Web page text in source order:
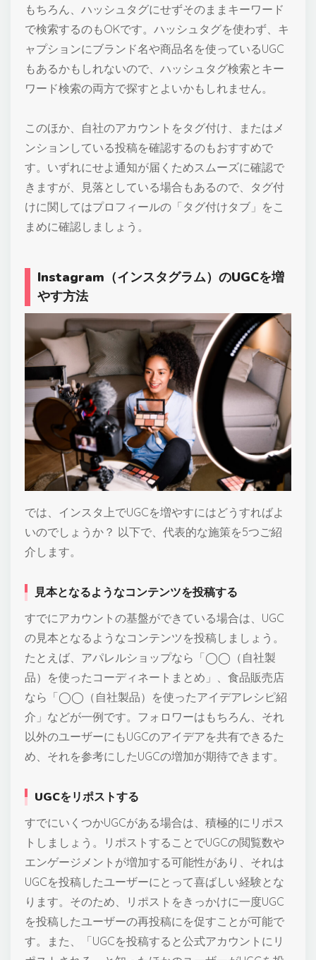
もちろん、ハッシュタグにせずそのままキーワード
で検索するのもOKです。ハッシュタグを使わず、キ
ャプションにブランド名や商品名を使っているUGC
もあるかもしれないので、ハッシュタグ検索とキー
ワード検索の両方で探すとよいかもしれません。
このほか、自社のアカウントをタグ付け、またはメ
ンションしている投稿を確認するのもおすすめで
す。いずれにせよ通知が届くためスムーズに確認で
きますが、見落としている場合もあるので、タグ付
けに関してはプロフィールの「タグ付けタブ」をこ
まめに確認しましょう。
Instagram（インスタグラム）のUGCを増
やす方法
では、インスタ上でUGCを増やすにはどうすればよ
いのでしょうか？ 以下で、代表的な施策を5つご紹
介します。
見本となるようなコンテンツを投稿する
すでにアカウントの基盤ができている場合は、UGC
の見本となるようなコンテンツを投稿しましょう。
たとえば、アパレルショップなら「◯◯（自社製
品）を使ったコーディネートまとめ」、食品販売店
なら「◯◯（自社製品）を使ったアイデアレシピ紹
介」などが一例です。フォロワーはもちろん、それ
以外のユーザーにもUGCのアイデアを共有できるた
め、それを参考にしたUGCの増加が期待できます。
UGCをリポストする
すでにいくつかUGCがある場合は、積極的にリポス
トしましょう。リポストすることでUGCの閲覧数や
エンゲージメントが増加する可能性があり、それは
UGCを投稿したユーザーにとって喜ばしい経験とな
ります。そのため、リポストをきっかけに一度UGC
を投稿したユーザーの再投稿にを促すことが可能で
す。また、「UGCを投稿すると公式アカウントにリ